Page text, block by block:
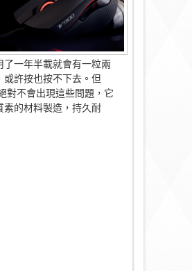
了一年半載就會有一粒兩
或許按也按不下去。但
對不會出現這些問題，它
素的材料製造，持久耐